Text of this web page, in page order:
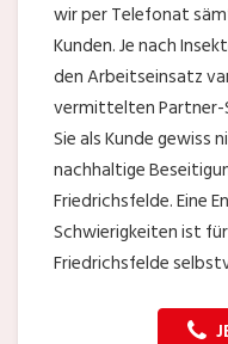
wir per Telefonat
Kunden. Je nach
den Arbeitseinsatz
vermittelten
Sie als Kunde gewiss
nachhaltige
Friedrichsfelde. Eine
Schwierigkeiten ist
Friedrichsfelde